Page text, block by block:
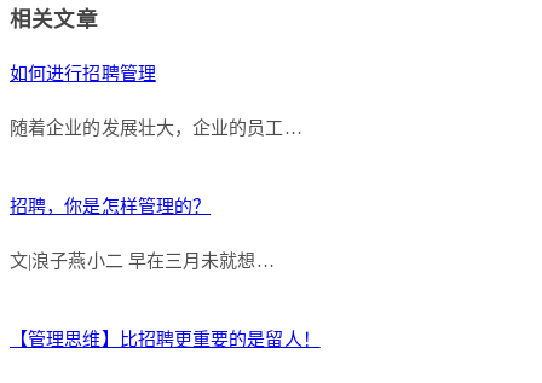
相关文章
如何进行招聘管理
随着企业的发展壮大，企业的员工…
招聘，你是怎样管理的？
文|浪子燕小二 早在三月未就想…
【管理思维】比招聘更重要的是留人！